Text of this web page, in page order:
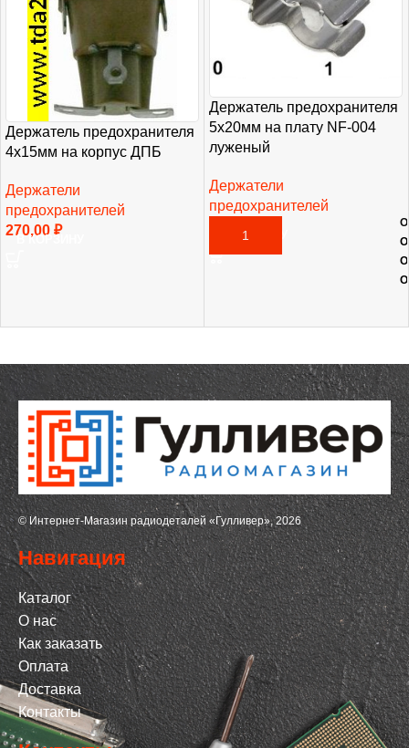
Держатель предохранителя
4х15мм на корпус ДПБ
Держатели
предохранителей
270,00 ₽
В КОРЗИНУ
Держатель предохранителя
5х20мм на плату NF-004
луженый
Держатели
предохранителей
В КОРЗИНУ
© Интернет-Магазин радиодеталей «Гулливер», 2026
Навигация
Каталог
О нас
Как заказать
Оплата
Доставка
Контакты